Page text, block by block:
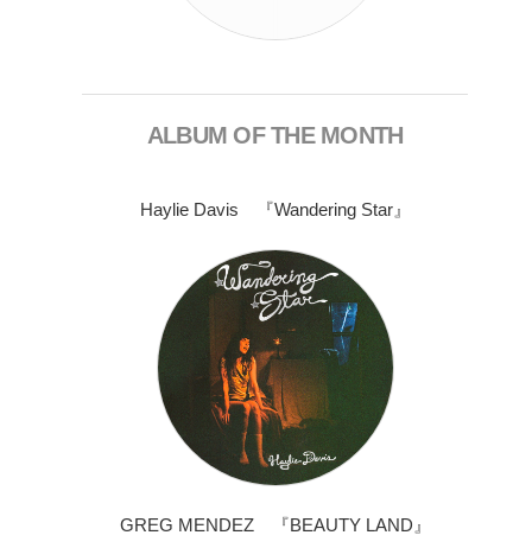
ALBUM OF THE MONTH
Haylie Davis 『Wandering Star』
GREG MENDEZ 『BEAUTY LAND』